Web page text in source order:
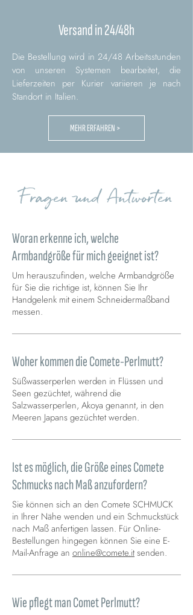
Versand in 24/48h
Die Bestellung wird in 24/48 Arbeitsstunden
von unseren Systemen bearbeitet, die
Lieferzeiten per Kurier variieren je nach
Standort in Italien.
MEHR ERFAHREN >
Fragen und Antworten
Woran erkenne ich, welche
Armbandgröße für mich geeignet ist?
Um herauszufinden, welche Armbandgröße
für Sie die richtige ist, können Sie Ihr
Handgelenk mit einem Schneidermaßband
messen.
Woher kommen die Comete-Perlmutt?
Süßwasserperlen werden in Flüssen und
Seen gezüchtet, während die
Salzwasserperlen, Akoya genannt, in den
Meeren Japans gezüchtet werden.
Ist es möglich, die Größe eines Comete
Schmucks nach Maß anzufordern?
Sie können sich an den Comete SCHMUCK
in Ihrer Nähe wenden und ein Schmuckstück
nach Maß anfertigen lassen. Für Online-
Bestellungen hingegen können Sie eine E-
Mail-Anfrage an online@comete.itsenden.
Wie pflegt man Comet Perlmutt?